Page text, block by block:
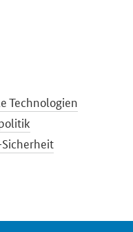
Technologien